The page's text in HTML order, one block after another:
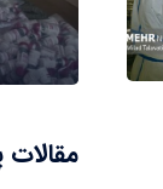
مقالات